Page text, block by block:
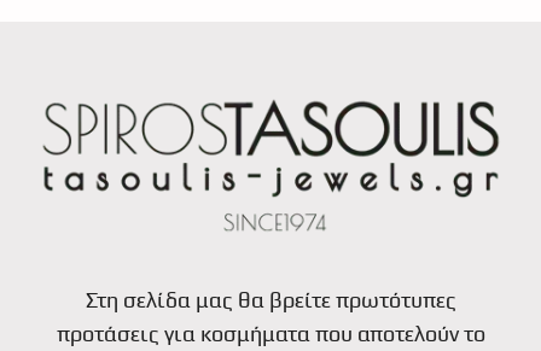
Στη σελίδα μας θα βρείτε πρωτότυπες
προτάσεις για κοσμήματα που αποτελούν το